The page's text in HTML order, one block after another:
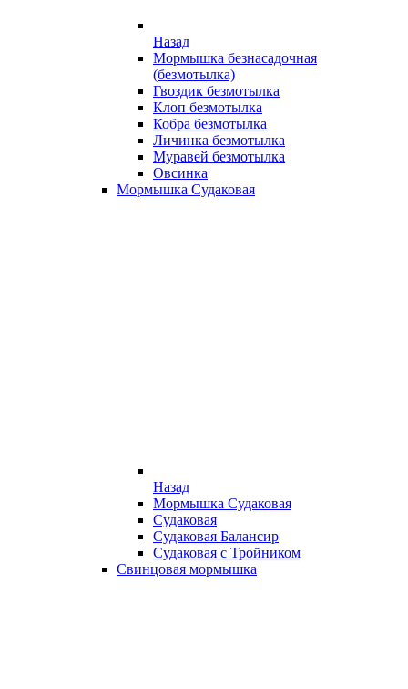
Назад
Мормышка безнасадочная
(безмотылка)
Гвоздик безмотылка
Клоп безмотылка
Кобра безмотылка
Личинка безмотылка
Муравей безмотылка
Овсинка
Мормышка Судаковая
Назад
Мормышка Судаковая
Судаковая
Судаковая Балансир
Судаковая с Тройником
Свинцовая мормышка